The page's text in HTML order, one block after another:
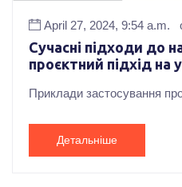
April 27, 2024, 9:54 a.m.
Сучасні підходи до
проєктний підхід на
Приклади застосування
Детальніше